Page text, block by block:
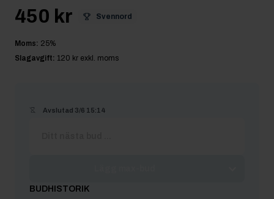
450 kr Svennord
Moms: 25%
Slagavgift: 120 kr exkl. moms
Avslutad 3/6 15:14
BUDHISTORIK